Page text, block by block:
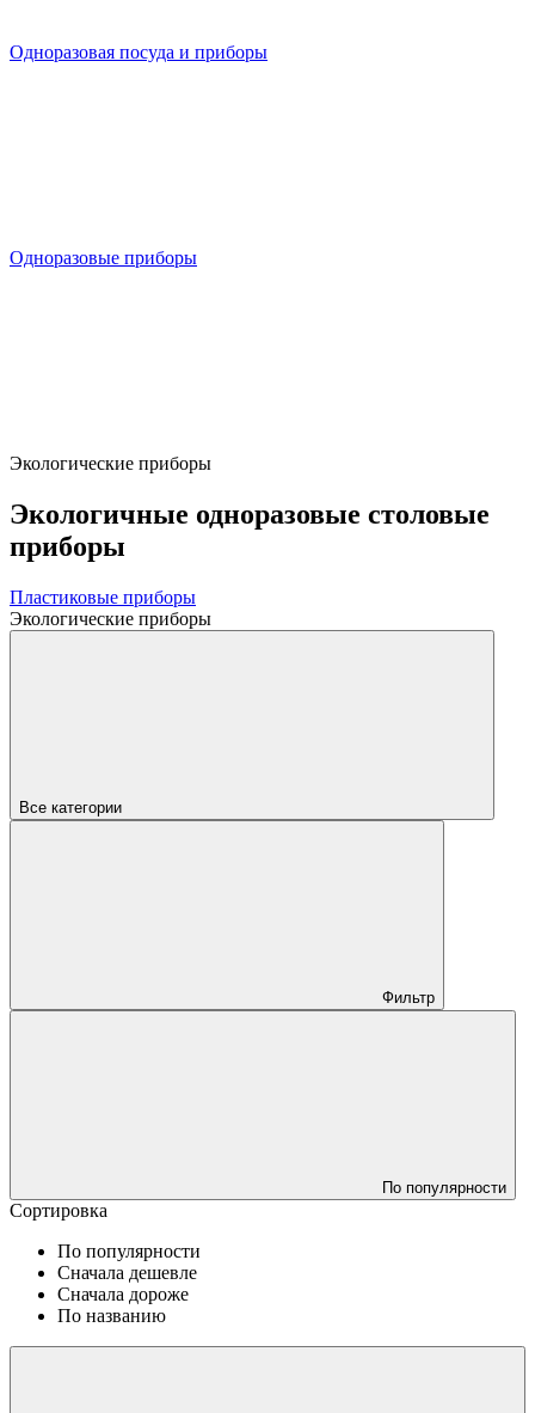
Одноразовая посуда и приборы
Одноразовые приборы
Экологические приборы
Экологичные одноразовые столовые
приборы
Пластиковые приборы
Экологические приборы
Все категории
Фильтр
По популярности
Сортировка
По популярности
Сначала дешевле
Сначала дороже
По названию